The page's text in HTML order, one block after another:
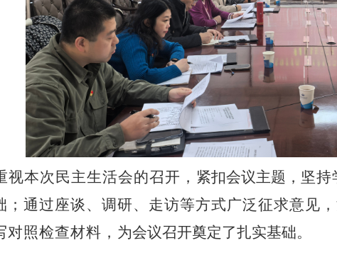
视本次民主生活会的召开 ， 紧扣会议主题， 坚持
；通过座谈、调研、走访等方式广泛征求意见
照检查材料， 为会议召开奠定了扎实基础。